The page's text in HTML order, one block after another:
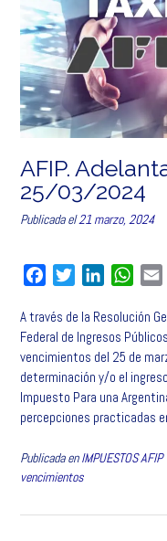
AFIP.
25/03/2024
Publicada el21 marzo, 2024
c
e
b
o
o
k
i
t
t
e
n
k
e
d
I
n
W
a
t
s
A
p
p
i
l
A través de la Resolución
Federal de Ingresos
vencimientos del 25 de
determinación y/o el
Impuesto Para una
percepciones practicadas
Publicada enIMPUESTOS AFIP
vencimientos